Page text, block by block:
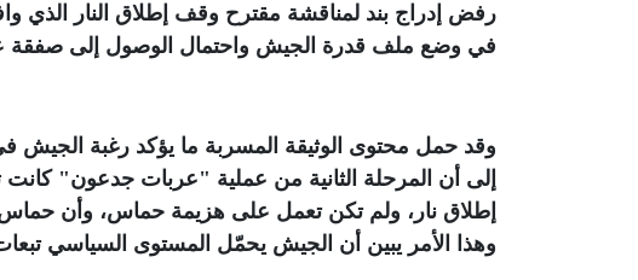
رفض إدراج بند لمناقشة مقترح وقف إطلاق النار الذي
في وضع ملف قدرة الجيش واحتمال الوصول إلى صفقة
وقد حمل محتوى الوثيقة المسربة ما يؤكد رغبة الجيش
إلى أن المرحلة الثانية من عملية "عربات جدعون"
إطلاق نار، ولم تكن تعمل على هزيمة حماس، وأن حماس
وهذا الأمر يبين أن الجيش يحمّل المستوى السياسي